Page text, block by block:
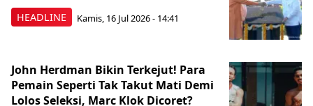
HEADLINE Kamis, 16 Jul 2026 - 14:41
John Herdman Bikin Terkejut! Para
Pemain Seperti Tak Takut Mati Demi
Lolos Seleksi, Marc Klok Dicoret?